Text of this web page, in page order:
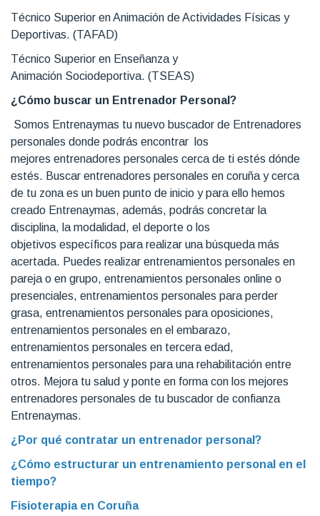
Técnico Superior en Animación de Actividades Físicas y
Deportivas. (TAFAD)
Técnico Superior en Enseñanza y
Animación Sociodeportiva. (TSEAS)
¿Cómo buscar un Entrenador Personal?
Somos Entrenaymas tu nuevo buscador de Entrenadores
personales donde podrás encontrar los
mejores entrenadores personales cerca de ti estés dónde
estés. Buscar entrenadores personales en coruña y cerca
de tu zona es un buen punto de inicio y para ello hemos
creado Entrenaymas, además, podrás concretar la
disciplina, la modalidad, el deporte o los
objetivos específicos para realizar una búsqueda más
acertada. Puedes realizar entrenamientos personales en
pareja o en grupo, entrenamientos personales online o
presenciales, entrenamientos personales para perder
grasa, entrenamientos personales para oposiciones,
entrenamientos personales en el embarazo,
entrenamientos personales en tercera edad,
entrenamientos personales para una rehabilitación entre
otros. Mejora tu salud y ponte en forma con los mejores
entrenadores personales de tu buscador de confianza
Entrenaymas.
¿Por qué contratar un entrenador personal?
¿Cómo estructurar un entrenamiento personal en el
tiempo?
Fisioterapia en Coruña